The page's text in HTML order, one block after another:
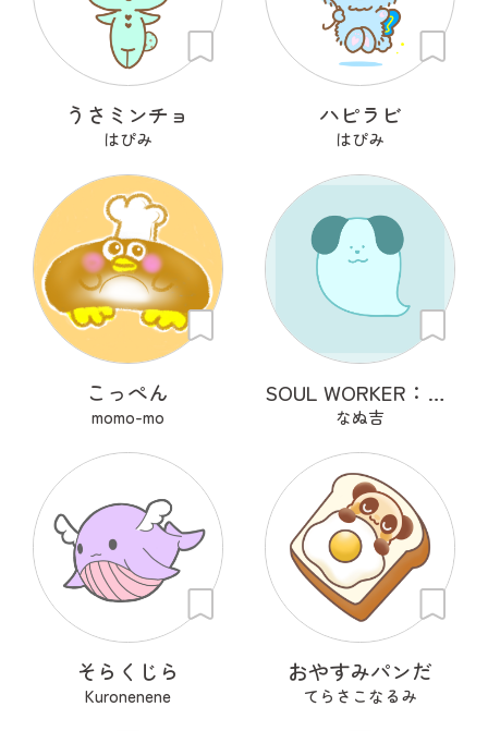
うさミンチョ
はぴみ
ハピラビ
はぴみ
こっぺん
momo-mo
SOUL WORKER：犬丘
なぬ吉
そらくじら
Kuronenene
おやすみパンだ
てらさこなるみ